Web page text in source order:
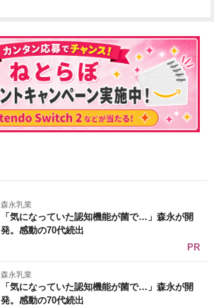
森永乳業
「気になっていた認知機能が菌で…」森永が開
発。感動の70代続出
PR
森永乳業
「気になっていた認知機能が菌で…」森永が開
発。感動の70代続出